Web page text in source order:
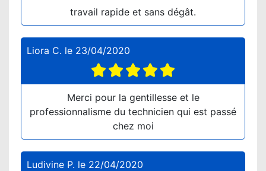
travail rapide et sans dégât.
Liora C. le 23/04/2020
Merci pour la gentillesse et le
professionnalisme du technicien qui est passé
chez moi
Ludivine P. le 22/04/2020